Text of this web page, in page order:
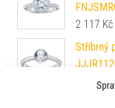
2 117 Kč
Stříbrný
Kč